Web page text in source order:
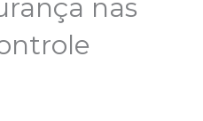
nas